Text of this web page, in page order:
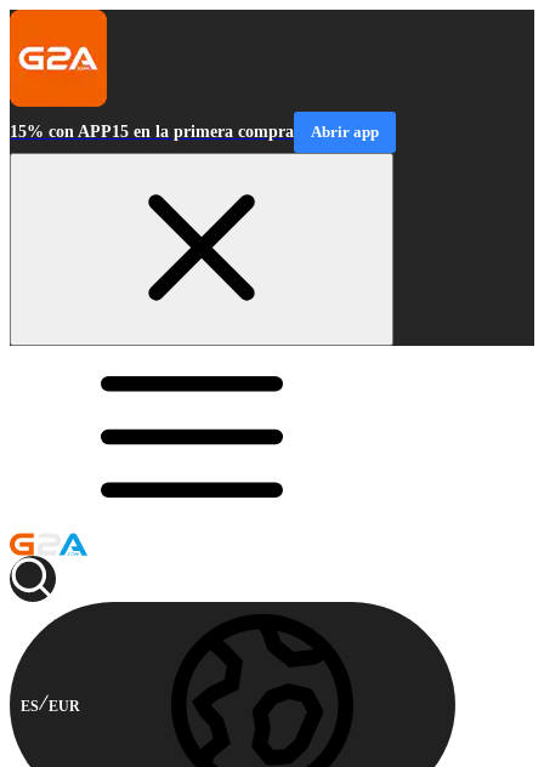
15% con APP15 en la primera compra Abrir app
ES EUR